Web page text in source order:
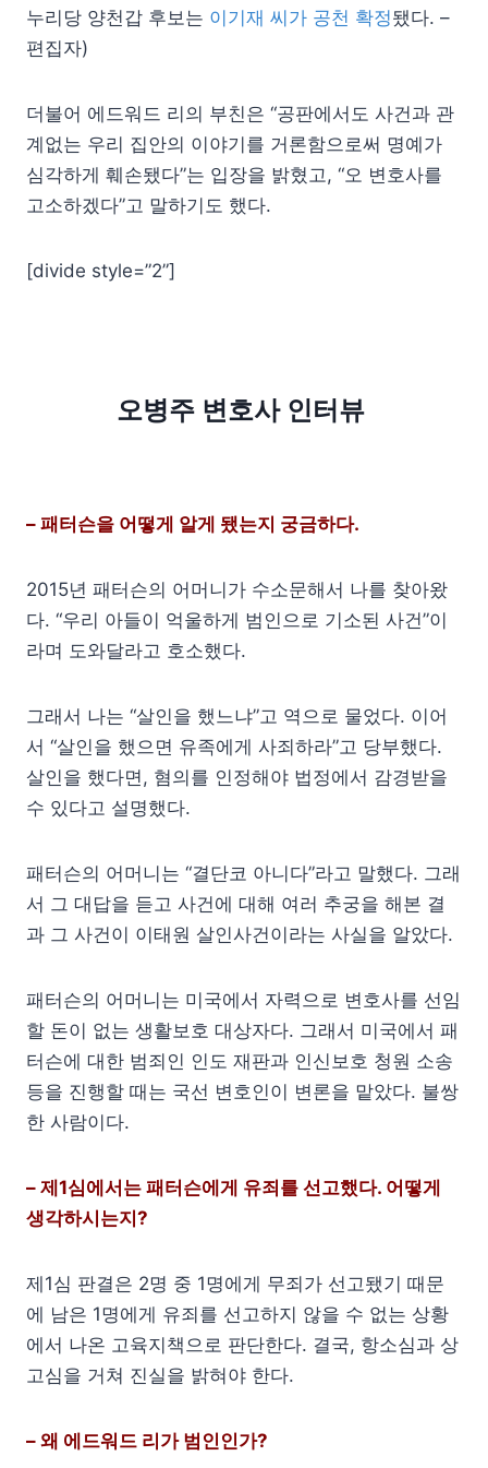
누리당 양천갑 후보는 이기재 씨가 공천 확정됐다. –
편집자)
더불어 에드워드 리의 부친은 “공판에서도 사건과 관
계없는 우리 집안의 이야기를 거론함으로써 명예가
심각하게 훼손됐다”는 입장을 밝혔고, “오 변호사를
고소하겠다”고 말하기도 했다.
[divide style=”2”]
오병주 변호사 인터뷰
– 패터슨을 어떻게 알게 됐는지 궁금하다.
2015년 패터슨의 어머니가 수소문해서 나를 찾아왔
다. “우리 아들이 억울하게 범인으로 기소된 사건”이
라며 도와달라고 호소했다.
그래서 나는 “살인을 했느냐”고 역으로 물었다. 이어
서 “살인을 했으면 유족에게 사죄하라”고 당부했다.
살인을 했다면, 혐의를 인정해야 법정에서 감경받을
수 있다고 설명했다.
패터슨의 어머니는 “결단코 아니다”라고 말했다. 그래
서 그 대답을 듣고 사건에 대해 여러 추궁을 해본 결
과 그 사건이 이태원 살인사건이라는 사실을 알았다.
패터슨의 어머니는 미국에서 자력으로 변호사를 선임
할 돈이 없는 생활보호 대상자다. 그래서 미국에서 패
터슨에 대한 범죄인 인도 재판과 인신보호 청원 소송
등을 진행할 때는 국선 변호인이 변론을 맡았다. 불쌍
한 사람이다.
– 제1심에서는 패터슨에게 유죄를 선고했다. 어떻게
생각하시는지?
제1심 판결은 2명 중 1명에게 무죄가 선고됐기 때문
에 남은 1명에게 유죄를 선고하지 않을 수 없는 상황
에서 나온 고육지책으로 판단한다. 결국, 항소심과 상
고심을 거쳐 진실을 밝혀야 한다.
– 왜 에드워드 리가 범인인가?